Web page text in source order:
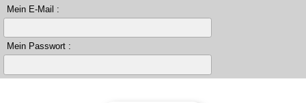
Mein E-Mail :
Mein Passwort :